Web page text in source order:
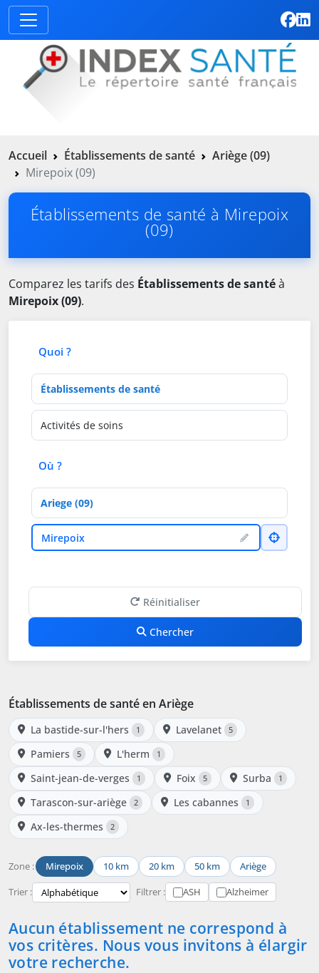
Accueil Établissements de santé
Ariège (09)
Mirepoix (09)
Établissements de santé à Mirepoix
(09)
Comparez les tarifs des Établissements de santéà
Mirepoix (09).
Quoi ?
Type d'établissement
Activités de soins
Où ?
Département
VilleMirepoix
Réinitialiser
Chercher
Établissements de santé en Ariège
La bastide-sur-l'hers 1 Lavelanet 5
Pamiers 5 L'herm 1
Saint-jean-de-verges 1 Foix 5 Surba 1
Tarascon-sur-ariège 2 Les cabannes 1
Ax-les-thermes 2
Zone : Mirepoix 10 km 20 km 50 km Ariège
Trier : Filtrer : ASH Alzheimer
Aucun établissement ne correspond à
vos critères. Nous vous invitons à élargir
votre recherche.